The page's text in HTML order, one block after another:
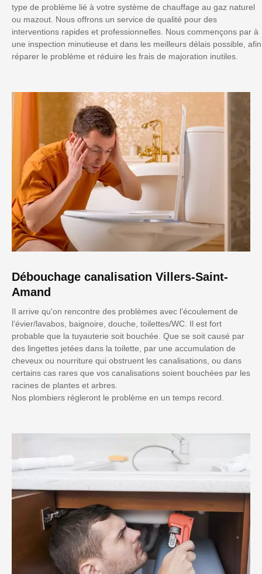
type de problème lié à votre système de chauffage au gaz naturel
ou mazout. Nous offrons un service de qualité pour des
interventions rapides et professionnelles. Nous commençons par à
une inspection minutieuse et dans les meilleurs délais possible, afin
réparer le problème et réduire les frais de majoration inutiles.
Débouchage canalisation Villers-Saint-
Amand
Il arrive qu'on rencontre des problèmes avec l’écoulement de
l’évier/lavabos, baignoire, douche, toilettes/WC. Il est fort
probable que la tuyauterie soit bouchée. Que se soit causé par
des lingettes jetées dans la toilette, par une accumulation de
cheveux ou nourriture qui obstruent les canalisations, ou dans
certains cas rares que vos canalisations soient bouchées par les
racines de plantes et arbres.
Nos plombiers régleront le problème en un temps record.